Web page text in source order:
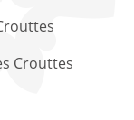
Crouttes